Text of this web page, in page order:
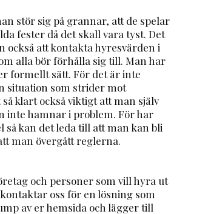
stör sig på grannar, att de spelar
fester då det skall vara tyst. Det
också att kontakta hyresvärden i
alla bör förhålla sig till. Man har
formellt sätt. För det är inte
situation som strider mot
klart också viktigt att man själv
inte hamnar i problem. För har
kan det leda till att man kan bli
man övergått reglerna.
och personer som vill hyra ut
oss för en lösning som
av er hemsida och lägger till